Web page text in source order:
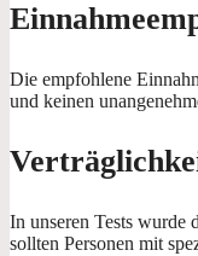
Die empfohlene
und keinen
In unseren Tests wurde
sollten Personen mit